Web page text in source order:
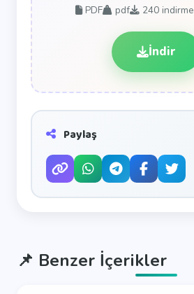
PDF pdf 240indirme
İndir
Paylaş
📌 Benzer İçerikler